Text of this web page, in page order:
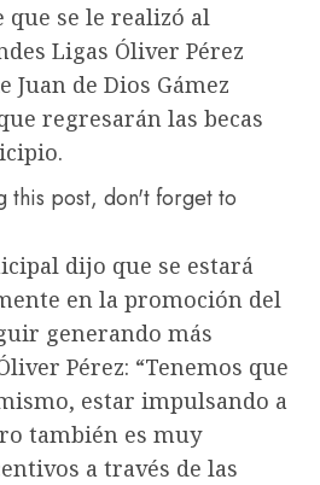
se le realizó al
Ligas Óliver Pérez
Juan de Dios Gámez
regresarán las becas
this post, don't forget to
dijo que se estará
en la promoción del
generando más
Pérez: “Tenemos que
estar impulsando a
también es muy
a través de las